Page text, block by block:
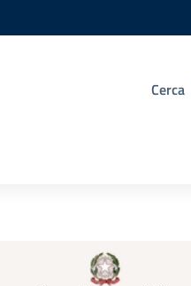
Cerca